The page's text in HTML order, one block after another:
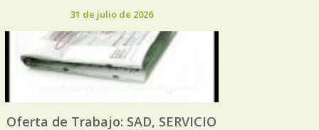
31 de julio de 2026
Oferta de Trabajo: SAD, SERVICIO